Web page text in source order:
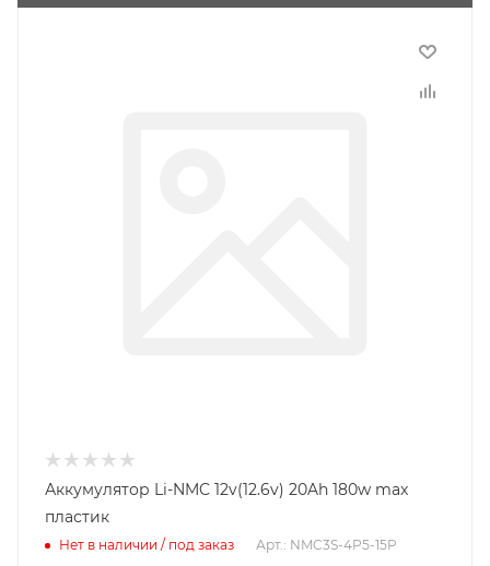
Аккумулятор Li-NMC 12v(12.6v) 20Ah 180w max
пластик
Нет в наличии / под заказ Арт.: NMC3S-4P5-15P